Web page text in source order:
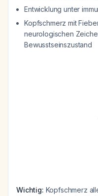
Entwicklung unter
Kopfschmerz mit
neurologischen
Bewusstseinszustand
Wichtig: Kopfschmerz